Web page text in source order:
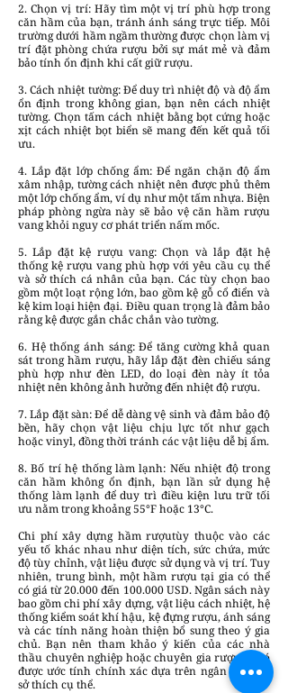
2. Chọn vị trí: Hãy tìm một vị trí phù hợp trong
căn hầm của bạn, tránh ánh sáng trực tiếp. Môi
trường dưới hầm ngầm thường được chọn làm vị
trí đặt phòng chứa rượu bởi sự mát mẻ và đảm
bảo tính ổn định khi cất giữ rượu.
3. Cách nhiệt tường: Để duy trì nhiệt độ và độ ẩm
ổn định trong không gian, bạn nên cách nhiệt
tường. Chọn tấm cách nhiệt bằng bọt cứng hoặc
xịt cách nhiệt bọt biển sẽ mang đến kết quả tối
ưu.
4. Lắp đặt lớp chống ẩm: Để ngăn chặn độ ẩm
xâm nhập, tường cách nhiệt nên được phủ thêm
một lớp chống ẩm, ví dụ như một tấm nhựa. Biện
pháp phòng ngừa này sẽ bảo vệ căn hầm rượu
vang khỏi nguy cơ phát triển nấm mốc.
5. Lắp đặt kệ rượu vang: Chọn và lắp đặt hệ
thống kệ rượu vang phù hợp với yêu cầu cụ thể
và sở thích cá nhân của bạn. Các tùy chọn bao
gồm một loạt rộng lớn, bao gồm kệ gỗ cổ điển và
kệ kim loại hiện đại. Điều quan trọng là đảm bảo
rằng kệ được gắn chắc chắn vào tường.
6. Hệ thống ánh sáng: Để tăng cường khả quan
sát trong hầm rượu, hãy lắp đặt đèn chiếu sáng
phù hợp như đèn LED, do loại đèn này ít tỏa
nhiệt nên không ảnh hưởng đến nhiệt độ rượu.
7. Lắp đặt sàn: Để dễ dàng vệ sinh và đảm bảo độ
bền, hãy chọn vật liệu chịu lực tốt như gạch
hoặc vinyl, đồng thời tránh các vật liệu dễ bị ẩm.
8. Bố trí hệ thống làm lạnh: Nếu nhiệt độ trong
căn hầm không ổn định, bạn lần sử dụng hệ
thống làm lạnh để duy trì điều kiện lưu trữ tối
ưu nằm trong khoảng 55°F hoặc 13°C.
Chi phí xây dựng hầm rượutùy thuộc vào các
yếu tố khác nhau như diện tích, sức chứa, mức
độ tùy chỉnh, vật liệu được sử dụng và vị trí. Tuy
nhiên, trung bình, một hầm rượu tại gia có thể
có giá từ 20.000 đến 100.000 USD. Ngân sách này
bao gồm chi phí xây dựng, vật liệu cách nhiệt, hệ
thống kiểm soát khí hậu, kệ đựng rượu, ánh sáng
và các tính năng hoàn thiện bổ sung theo ý gia
chủ. Bạn nên tham khảo ý kiến của các nhà
thầu chuyên nghiệp hoặc chuyên gia rượu để có
được ước tính chính xác dựa trên ngân sách và
sở thích cụ thể.